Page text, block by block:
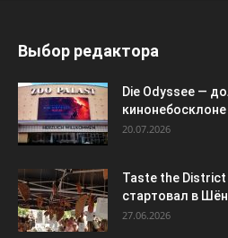
Выбор редактора
Die Odyssee —
кинонебосклоне
20.07.2026
Taste the
стартовал в
27.06.2026